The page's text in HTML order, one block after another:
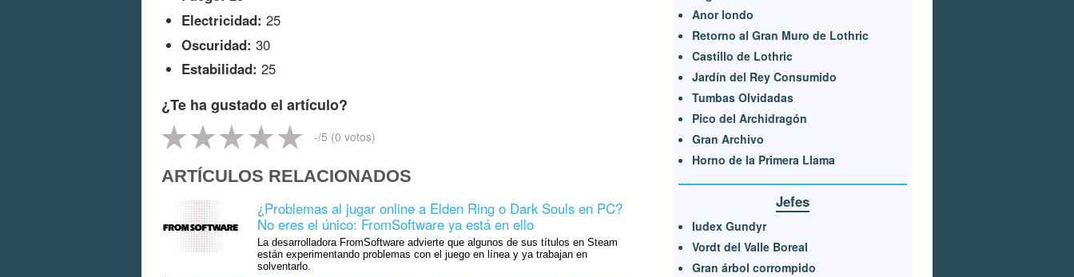
Electricidad: 25
Oscuridad: 30
Estabilidad: 25
¿Te ha gustado el artículo?
-/5 (0 votos)
ARTÍCULOS RELACIONADOS
¿Problemas al jugar online a Elden Ring o Dark Souls en PC?
No eres el único: FromSoftware ya está en ello
La desarrolladora FromSoftware advierte que algunos de sus títulos en Steam
están experimentando problemas con el juego en línea y ya trabajan en
solventarlo.
Anor londo
Retorno al Gran Muro de Lothric
Castillo de Lothric
Jardín del Rey Consumido
Tumbas Olvidadas
Pico del Archidragón
Gran Archivo
Horno de la Primera Llama
Jefes
Iudex Gundyr
Vordt del Valle Boreal
Gran árbol corrompido